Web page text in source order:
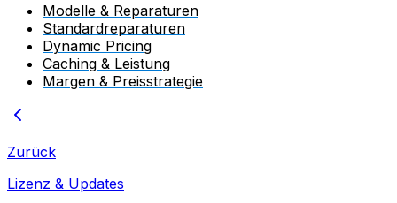
Modelle & Reparaturen
Standardreparaturen
Dynamic Pricing
Caching & Leistung
Margen & Preisstrategie
Zurück
Lizenz & Updates